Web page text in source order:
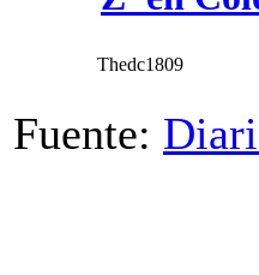
Thedc1809
Fuente: